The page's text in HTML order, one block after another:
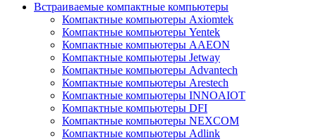
Встраиваемые компактные компьютеры
Компактные компьютеры Axiomtek
Компактные компьютеры Yentek
Компактные компьютеры AAEON
Компактные компьютеры Jetway
Компактные компьютеры Advantech
Компактные компьютеры Arestech
Компактные компьютеры INNOAIOT
Компактные компьютеры DFI
Компактные компьютеры NEXCOM
Компактные компьютеры Adlink